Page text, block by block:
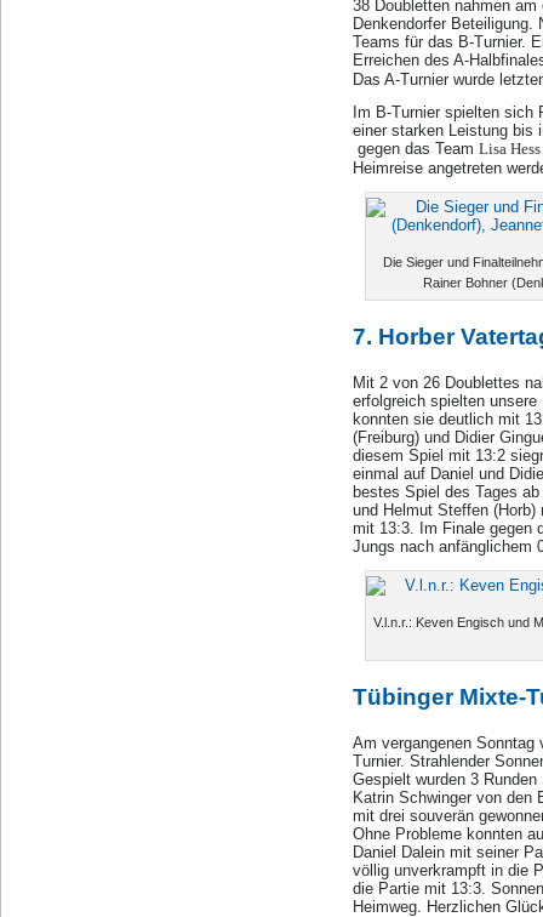
38 Doubletten nahmen
Denkendorfer Beteiligung.
Teams für das B-Turnier.
Erreichen des A-
Das A-Turnier wurde
Im B-Turnier spielten sich
einer starken Leistung bis
gegen das Team Lisa
Heimreise angetreten
Die Sieger und
Rainer Bohner
7. Horber
Mit 2 von 26 Doublettes
erfolgreich spielten
konnten sie deutlich mit
(Freiburg) und Didier
diesem Spiel mit 13:2
einmal auf Daniel und
bestes Spiel des Tages
und Helmut Steffen
mit 13:3. Im Finale gegen
Jungs nach anfänglichem
V.l.n.r.: Keven Engisch und
Tübinger Mixte-
Am vergangenen Sonntag
Turnier. Strahlender
Gespielt wurden 3
Katrin Schwinger von den
mit drei souverän
Ohne Probleme konnten
Daniel Dalein mit seiner
völlig unverkrampft in die
die Partie mit 13:3.
Heimweg. Herzlichen